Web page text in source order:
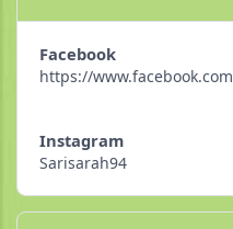
Facebook
https://
Instagram
Sarisarah94